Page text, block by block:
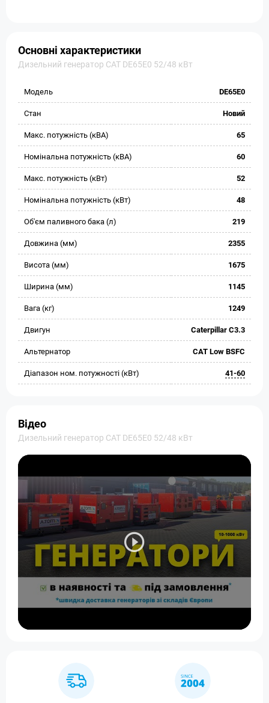
Основні характеристики
Дизельний генератор CAT DE65E0 52/48 кВт
Модель DE65E0
Стан Новий
Макс. потужність (кВА) 65
Номінальна потужність (кВА) 60
Макс. потужність (кВт) 52
Номінальна потужність (кВт) 48
Об'єм паливного бака (л) 219
Довжина (мм) 2355
Висота (мм) 1675
Ширина (мм) 1145
Вага (кг) 1249
Двигун Caterpillar C3.3
Альтернатор CAT Low BSFC
Діапазон ном. потужності (кВт) 41-60
Відео
Дизельний генератор CAT DE65E0 52/48 кВт